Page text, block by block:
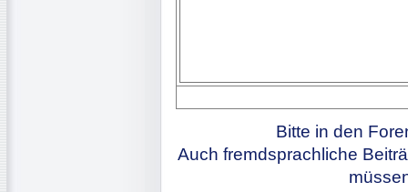
Bitte in den
Auch fremdsprachliche